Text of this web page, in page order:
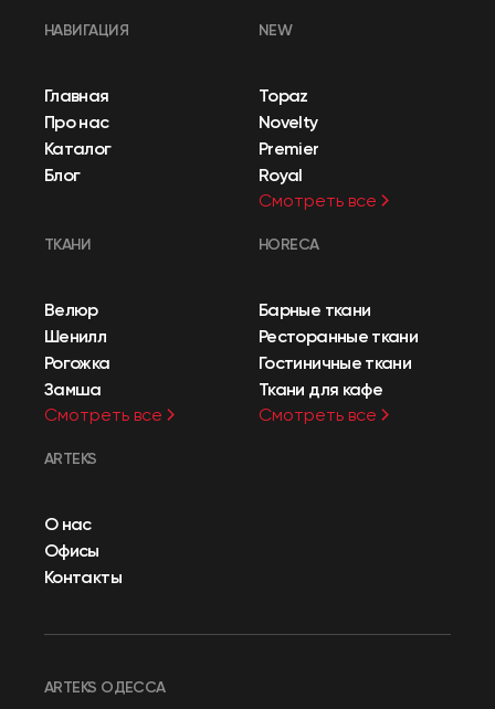
НАВИГАЦИЯ
Главная
Про нас
Каталог
Блог
NEW
Topaz
Novelty
Premier
Royal
Смотреть все
ТКАНИ
Велюр
Шенилл
Рогожка
Замша
Смотреть все
HORECA
Барные ткани
Ресторанные ткани
Гостиничные ткани
Ткани для кафе
Смотреть все
ARTEKS
О нас
Офисы
Контакты
ARTEKS ОДЕССА